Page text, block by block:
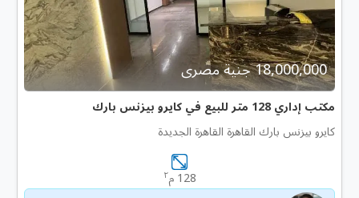
18,000,000 جنية مصرى
مكتب إداري 128 متر للبيع في كايرو بيزنس بارك
كايرو بيزنس بارك القاهرة القاهرة الجديدة
128 م ٢